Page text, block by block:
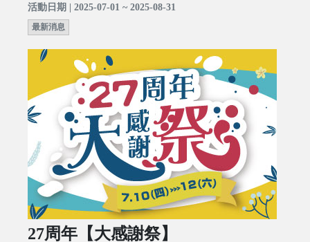
活動日期 | 2025-07-01 ~ 2025-08-31
最新消息
27周年【大感謝祭】